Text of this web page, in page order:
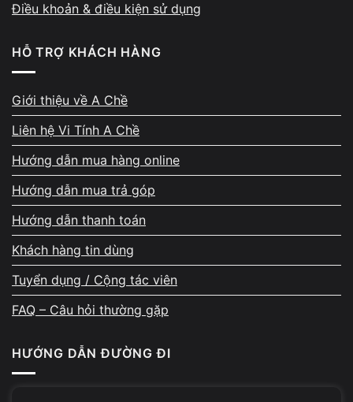
Nếu cần báo trước tình trạng hoặc khả năng sửa nhanh,
Bảng giá sửa một số lỗi laptop phổ biến
tại TP.HCM
Chi phí sửa phụ thuộc vào:
Mức độ hư hỏng phần cứng
Linh kiện cần thay thế
Thời gian cần sửa gấp
Khả năng sửa lấy liền
LỖI LAPTOP THƯỜNG GẶP
Laptop không lên nguồn
Điều khoản & điều kiện sử dụng
HỖ TRỢ KHÁCH HÀNG
Giới thiệu về A Chề
Liên hệ Vi Tính A Chề
Hướng dẫn mua hàng online
Hướng dẫn mua trả góp
Hướng dẫn thanh toán
Khách hàng tin dùng
Tuyển dụng / Cộng tác viên
FAQ – Câu hỏi thường gặp
HƯỚNG DẪN ĐƯỜNG ĐI